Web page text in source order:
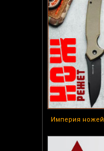
Империя ножей